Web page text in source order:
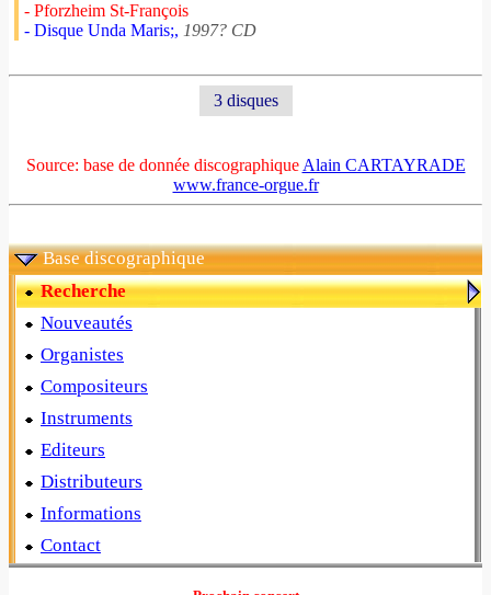
- Pforzheim St-François
- Disque Unda Maris;, 1997? CD
3 disques
Source: base de donnée discographique Alain CARTAYRADE
www.france-orgue.fr
Base discographique
Recherche
Nouveautés
Organistes
Compositeurs
Instruments
Editeurs
Distributeurs
Informations
Contact